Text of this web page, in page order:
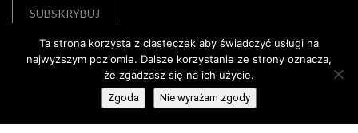
Deklaracja dostępności Deklaracja dostępności
© CopyrightDom Kultury „13 Muz”
Ta strona korzysta z ciasteczek aby świadczyć usługi na
najwyższym poziomie. Dalsze korzystanie ze strony oznacza,
że zgadzasz się na ich użycie.
Zgoda Nie wyrażam zgody